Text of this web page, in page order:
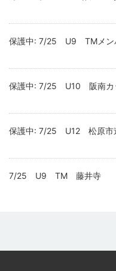
保護中: 7/25 U9 TMメン
保護中: 7/25 U10 阪南カ
保護中: 7/25 U12 松原市
7/25 U9 TM 藤井寺